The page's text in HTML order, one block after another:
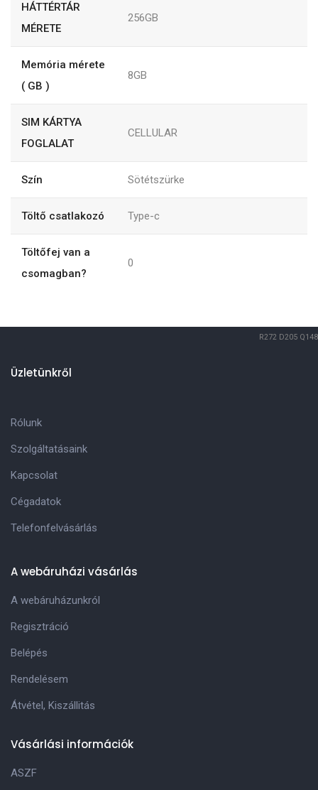
HÁTTÉRTÁR
MÉRETE
256GB
Memória mérete
( GB )
8GB
SIM KÁRTYA
FOGLALAT
CELLULAR
Szín Sötétszürke
Töltő csatlakozó Type-c
Töltőfej van a
csomagban?
0
R272 D205 Q148
Üzletünkről
Rólunk
Szolgáltatásaink
Kapcsolat
Cégadatok
Telefonfelvásárlás
A webáruházi vásárlás
A webáruházunkról
Regisztráció
Belépés
Rendelésem
Átvétel, Kiszállitás
Vásárlási információk
ASZF